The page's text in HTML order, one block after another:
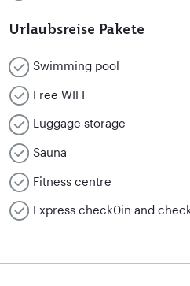
Urlaubsreise Pakete
Swimming pool
Free WIFI
Luggage storage
Sauna
Fitness centre
Express check0in and